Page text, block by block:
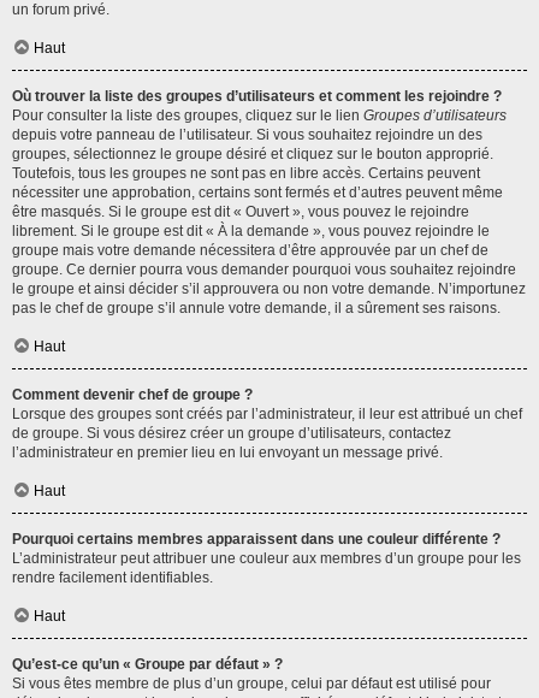
un forum privé.
Haut
Où trouver la liste des groupes d’utilisateurs et comment les rejoindre ?
Pour consulter la liste des groupes, cliquez sur le lien Groupes d’utilisateurs
depuis votre panneau de l’utilisateur. Si vous souhaitez rejoindre un des
groupes, sélectionnez le groupe désiré et cliquez sur le bouton approprié.
Toutefois, tous les groupes ne sont pas en libre accès. Certains peuvent
nécessiter une approbation, certains sont fermés et d’autres peuvent même
être masqués. Si le groupe est dit « Ouvert », vous pouvez le rejoindre
librement. Si le groupe est dit « À la demande », vous pouvez rejoindre le
groupe mais votre demande nécessitera d’être approuvée par un chef de
groupe. Ce dernier pourra vous demander pourquoi vous souhaitez rejoindre
le groupe et ainsi décider s’il approuvera ou non votre demande. N’importunez
pas le chef de groupe s’il annule votre demande, il a sûrement ses raisons.
Haut
Comment devenir chef de groupe ?
Lorsque des groupes sont créés par l’administrateur, il leur est attribué un chef
de groupe. Si vous désirez créer un groupe d’utilisateurs, contactez
l’administrateur en premier lieu en lui envoyant un message privé.
Haut
Pourquoi certains membres apparaissent dans une couleur différente ?
L’administrateur peut attribuer une couleur aux membres d’un groupe pour les
rendre facilement identifiables.
Haut
Qu’est-ce qu’un « Groupe par défaut » ?
Si vous êtes membre de plus d’un groupe, celui par défaut est utilisé pour